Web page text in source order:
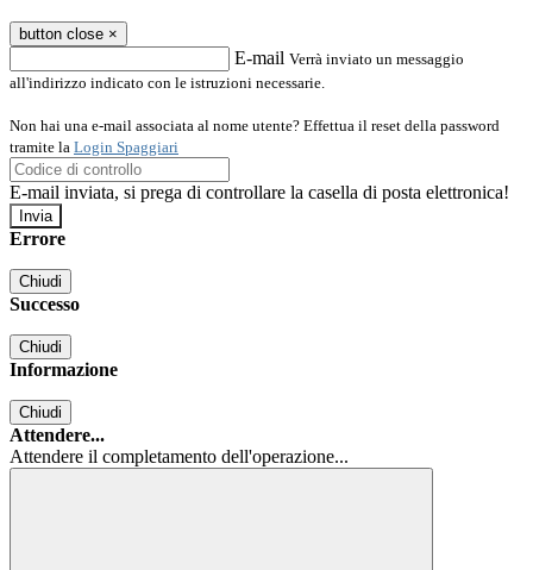
button close ×
E-mail Verrà inviato un messaggio
all'indirizzo indicato con le istruzioni necessarie.
Non hai una e-mail associata al nome utente? Effettua il reset della password
tramite la Login Spaggiari
E-mail inviata, si prega di controllare la casella di posta elettronica!
Errore
Chiudi
Successo
Chiudi
Informazione
Chiudi
Attendere...
Attendere il completamento dell'operazione...